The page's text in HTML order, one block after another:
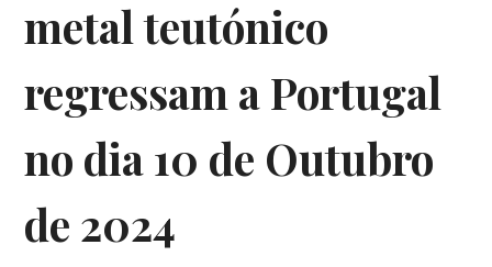
metal teutónico
regressam a Portugal
no dia 10 de Outubro
de 2024